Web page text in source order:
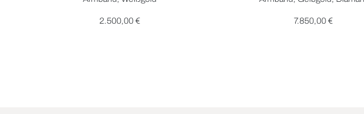
2.500,00 € 7.850,00 €